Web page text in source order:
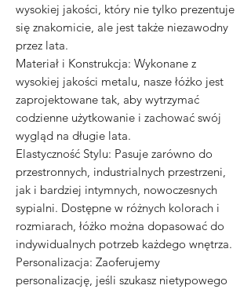
wysokiej jakości, który nie tylko prezentuje
się znakomicie, ale jest także niezawodny
przez lata.
Materiał i Konstrukcja: Wykonane z
wysokiej jakości metalu, nasze łóżko jest
zaprojektowane tak, aby wytrzymać
codzienne użytkowanie i zachować swój
wygląd na długie lata.
Elastyczność Stylu: Pasuje zarówno do
przestronnych, industrialnych przestrzeni,
jak i bardziej intymnych, nowoczesnych
sypialni. Dostępne w różnych kolorach i
rozmiarach, łóżko można dopasować do
indywidualnych potrzeb każdego wnętrza.
Personalizacja: Zaoferujemy
personalizację, jeśli szukasz nietypowego